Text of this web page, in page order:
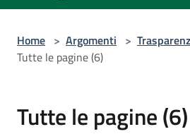
Home > Argomenti >
Tutte le pagine (6)
Tutte le pagine (6)